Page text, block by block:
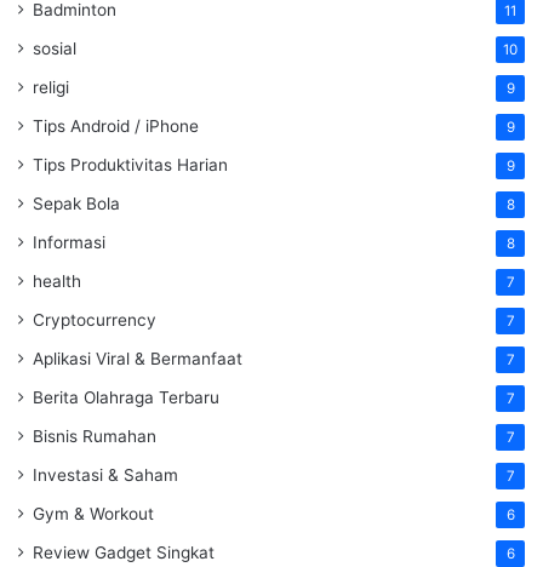
Badminton 11
sosial 10
religi 9
Tips Android / iPhone 9
Tips Produktivitas Harian 9
Sepak Bola 8
Informasi 8
health 7
Cryptocurrency 7
Aplikasi Viral & Bermanfaat 7
Berita Olahraga Terbaru 7
Bisnis Rumahan 7
Investasi & Saham 7
Gym & Workout 6
Review Gadget Singkat 6